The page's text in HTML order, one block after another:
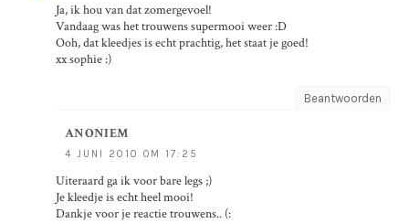
Ja, ik hou van dat zomergevoel!
Vandaag was het trouwens supermooi weer :D
Ooh, dat kleedjes is echt prachtig, het staat je goed!
xx sophie :)
Beantwoorden
ANONIEM
4 JUNI 2010 OM 17:25
Uiteraard ga ik voor bare legs ;)
Je kleedje is echt heel mooi!
Dankje voor je reactie trouwens.. (: